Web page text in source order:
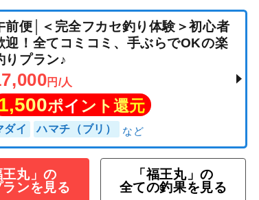
午前便│＜完全フカセ釣り体験＞初心者
王丸」の
ンを見る
「福王丸」の
全ての釣果を見る